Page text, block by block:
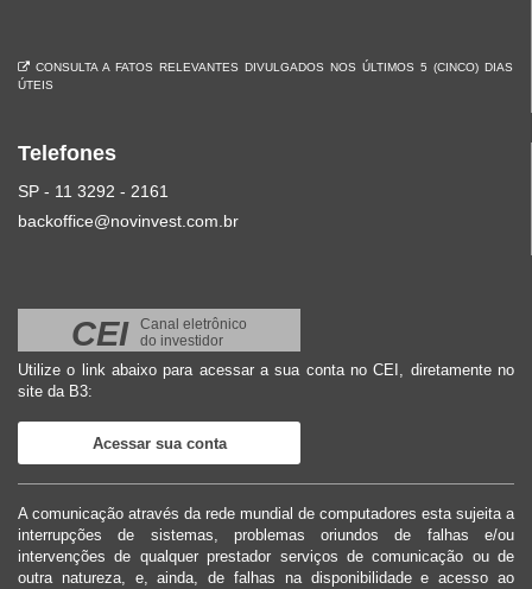
CONSULTA A FATOS RELEVANTES DIVULGADOS NOS ÚLTIMOS 5 (CINCO) DIAS
ÚTEIS
Telefones
SP - 11 3292 - 2161
backoffice@novinvest.com.br
CEI
Canal eletrônico
do investidor
Utilize o link abaixo para acessar a sua conta no CEI, diretamente no
site da B3:
Acessar sua conta
A comunicação através da rede mundial de computadores esta sujeita a
interrupções de sistemas, problemas oriundos de falhas e/ou
intervenções de qualquer prestador serviços de comunicação ou de
outra natureza, e, ainda, de falhas na disponibilidade e acesso ao